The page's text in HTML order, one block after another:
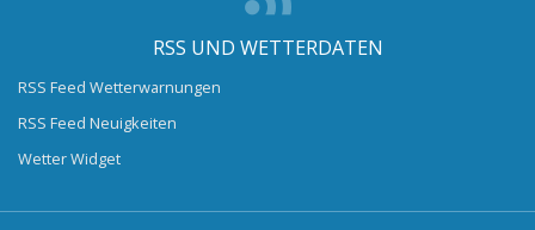
RSS UND WETTERDATEN
RSS Feed Wetterwarnungen
RSS Feed Neuigkeiten
Wetter Widget